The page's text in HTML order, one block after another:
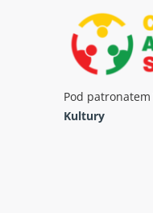
Pod patronatem
Kultury